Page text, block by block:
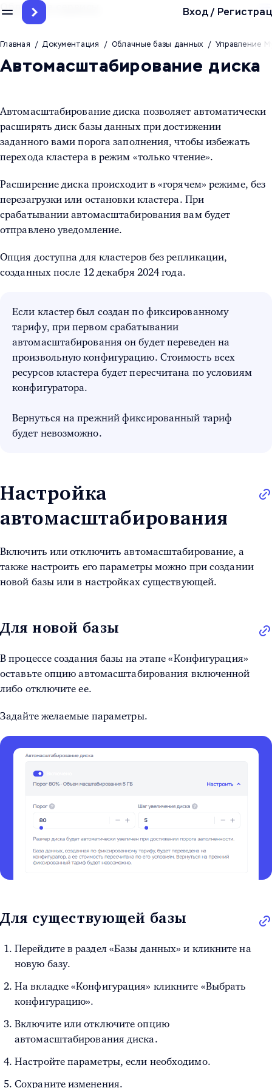
Вход/
Облачные сервисы
Главная / Документация / Облачные базы данных / Управление
Автомасштабирование диска
Автомасштабирование диска позволяет автоматически
расширять диск базы данных при достижении
заданного вами порога заполнения, чтобы избежать
перехода кластера в режим «только чтение».
Расширение диска происходит в «горячем» режиме, без
перезагрузки или остановки кластера. При
срабатывании автомасштабирования вам будет
отправлено уведомление.
Опция доступна для кластеров без репликации,
созданных после 12 декабря 2024 года.
Если кластер был создан по фиксированному
тарифу, при первом срабатывании
автомасштабирования он будет переведен на
произвольную конфигурацию. Стоимость всех
ресурсов кластера будет пересчитана по условиям
конфигуратора.
Вернуться на прежний фиксированный тариф
будет невозможно.
Настройка
автомасштабирования
Включить или отключить автомасштабирование, а
также настроить его параметры можно при создании
новой базы или в настройках существующей.
Для новой базы
В процессе создания базы на этапе «Конфигурация»
оставьте опцию автомасштабирования включенной
либо отключите ее.
Задайте желаемые параметры.
Для существующей базы
Перейдите в раздел «Базы данных» и кликните на
новую базу.
На вкладке «Конфигурация» кликните «Выбрать
конфигурацию».
Включите или отключите опцию
автомасштабирования диска.
Настройте параметры, если необходимо.
Сохраните изменения.